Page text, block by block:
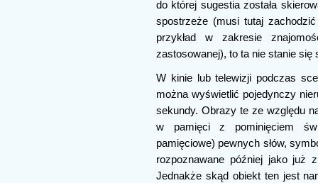
do której sugestia została
spostrzeże (musi tutaj
przykład w zakresie
zastosowanej), to ta nie stanie się
W kinie lub telewizji podczas
można wyświetlić pojedynczy
sekundy. Obrazy te ze względu
w pamięci z pominięciem
pamięciowe) pewnych słów,
rozpoznawane później jako już
Jednakże skąd obiekt ten jest